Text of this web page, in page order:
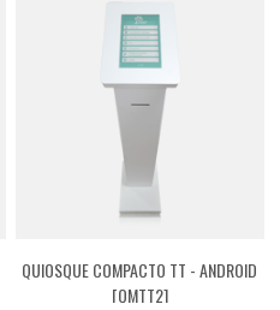
QUIOSQUE COMPACTO TT - ANDROID
[QMTT2]